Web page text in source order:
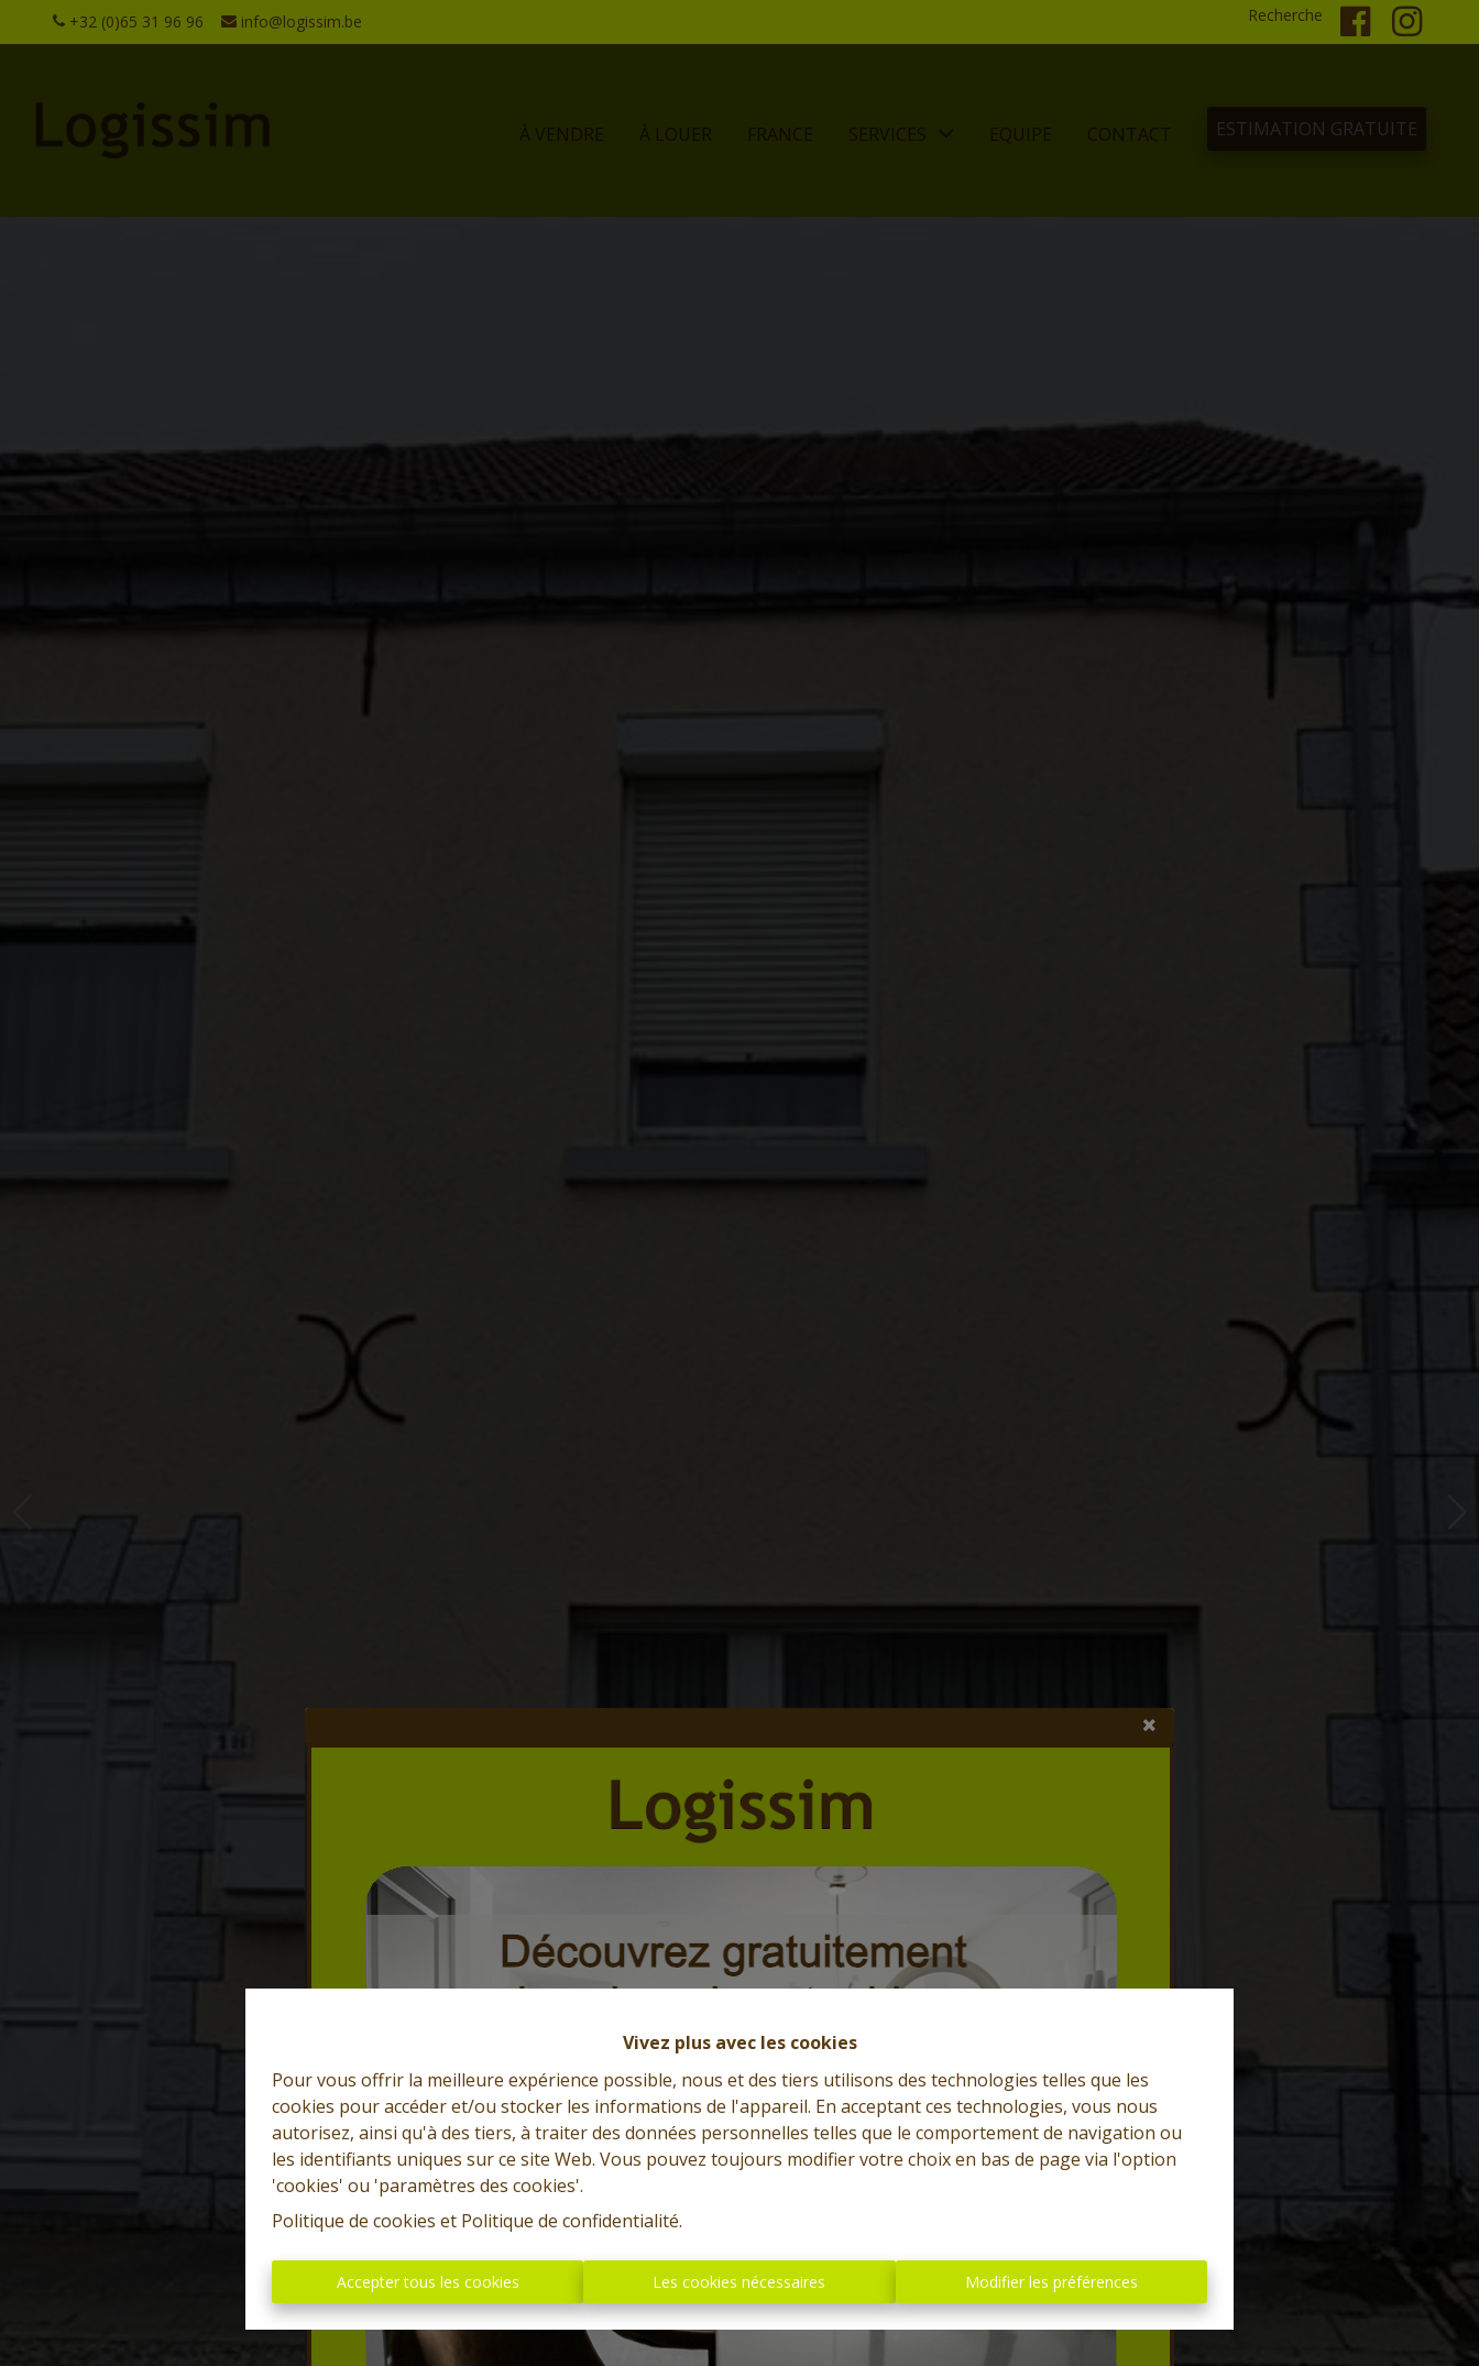
Vivez plus avec les cookies
Pour vous offrir la meilleure expérience possible, nous et des tiers utilisons des technologies telles que les
cookies pour accéder et/ou stocker les informations de l'appareil. En acceptant ces technologies, vous nous
autorisez, ainsi qu'à des tiers, à traiter des données personnelles telles que le comportement de navigation ou
les identifiants uniques sur ce site Web. Vous pouvez toujours modifier votre choix en bas de page via l'option
'cookies' ou 'paramètres des cookies'.
Politique de cookies et Politique de confidentialité.
Accepter tous les cookies Les cookies nécessaires Modifier les préférences
+32 (0)65 31 96 96 info@logissim.be Recherche
À VENDRE À LOUER FRANCE SERVICES EQUIPE CONTACT ESTIMATION GRATUITE